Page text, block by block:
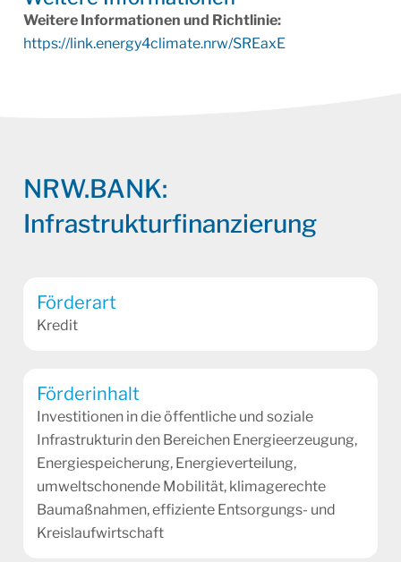
Weitere Informationen und Richtlinie:
https://link.energy4climate.nrw/SREaxE
NRW.BANK:
Infrastrukturfinanzierung
Förderart
Kredit
Förderinhalt
Investitionen in die öffentliche und soziale
Infrastrukturin den Bereichen Energieerzeugung,
Energiespeicherung, Energieverteilung,
umweltschonende Mobilität, klimagerechte
Baumaßnahmen, effiziente Entsorgungs- und
Kreislaufwirtschaft